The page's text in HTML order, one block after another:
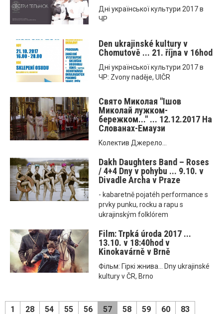
Днi української культури 2017 в
ЧР
Den ukrajinské kultury v
Chomutově ... 21. října v 16hod
Днi української культури 2017 в
ЧР: Zvony naděje, UIČR
Свято Миколая "Ішов
Миколай лужком-
бережком..." ... 12.12.2017 На
Слованах-Емаузи
Kолектив Джерело...
Dakh Daughters Band – Roses
/ 4+4 Dny v pohybu ... 9.10. v
Divadle Archa v Praze
- kabaretně pojatéh performance s
prvky punku, rocku a rapu s
ukrajinským folklórem
Film: Trpká úroda 2017 ...
13.10. v 18:40hod v
Kinokavárně v Brně
Фільм: Гіркі жнива... Dny ukrajinské
kultury v ČR, Brno
1 28 54 55 56 57 58 59 60
83